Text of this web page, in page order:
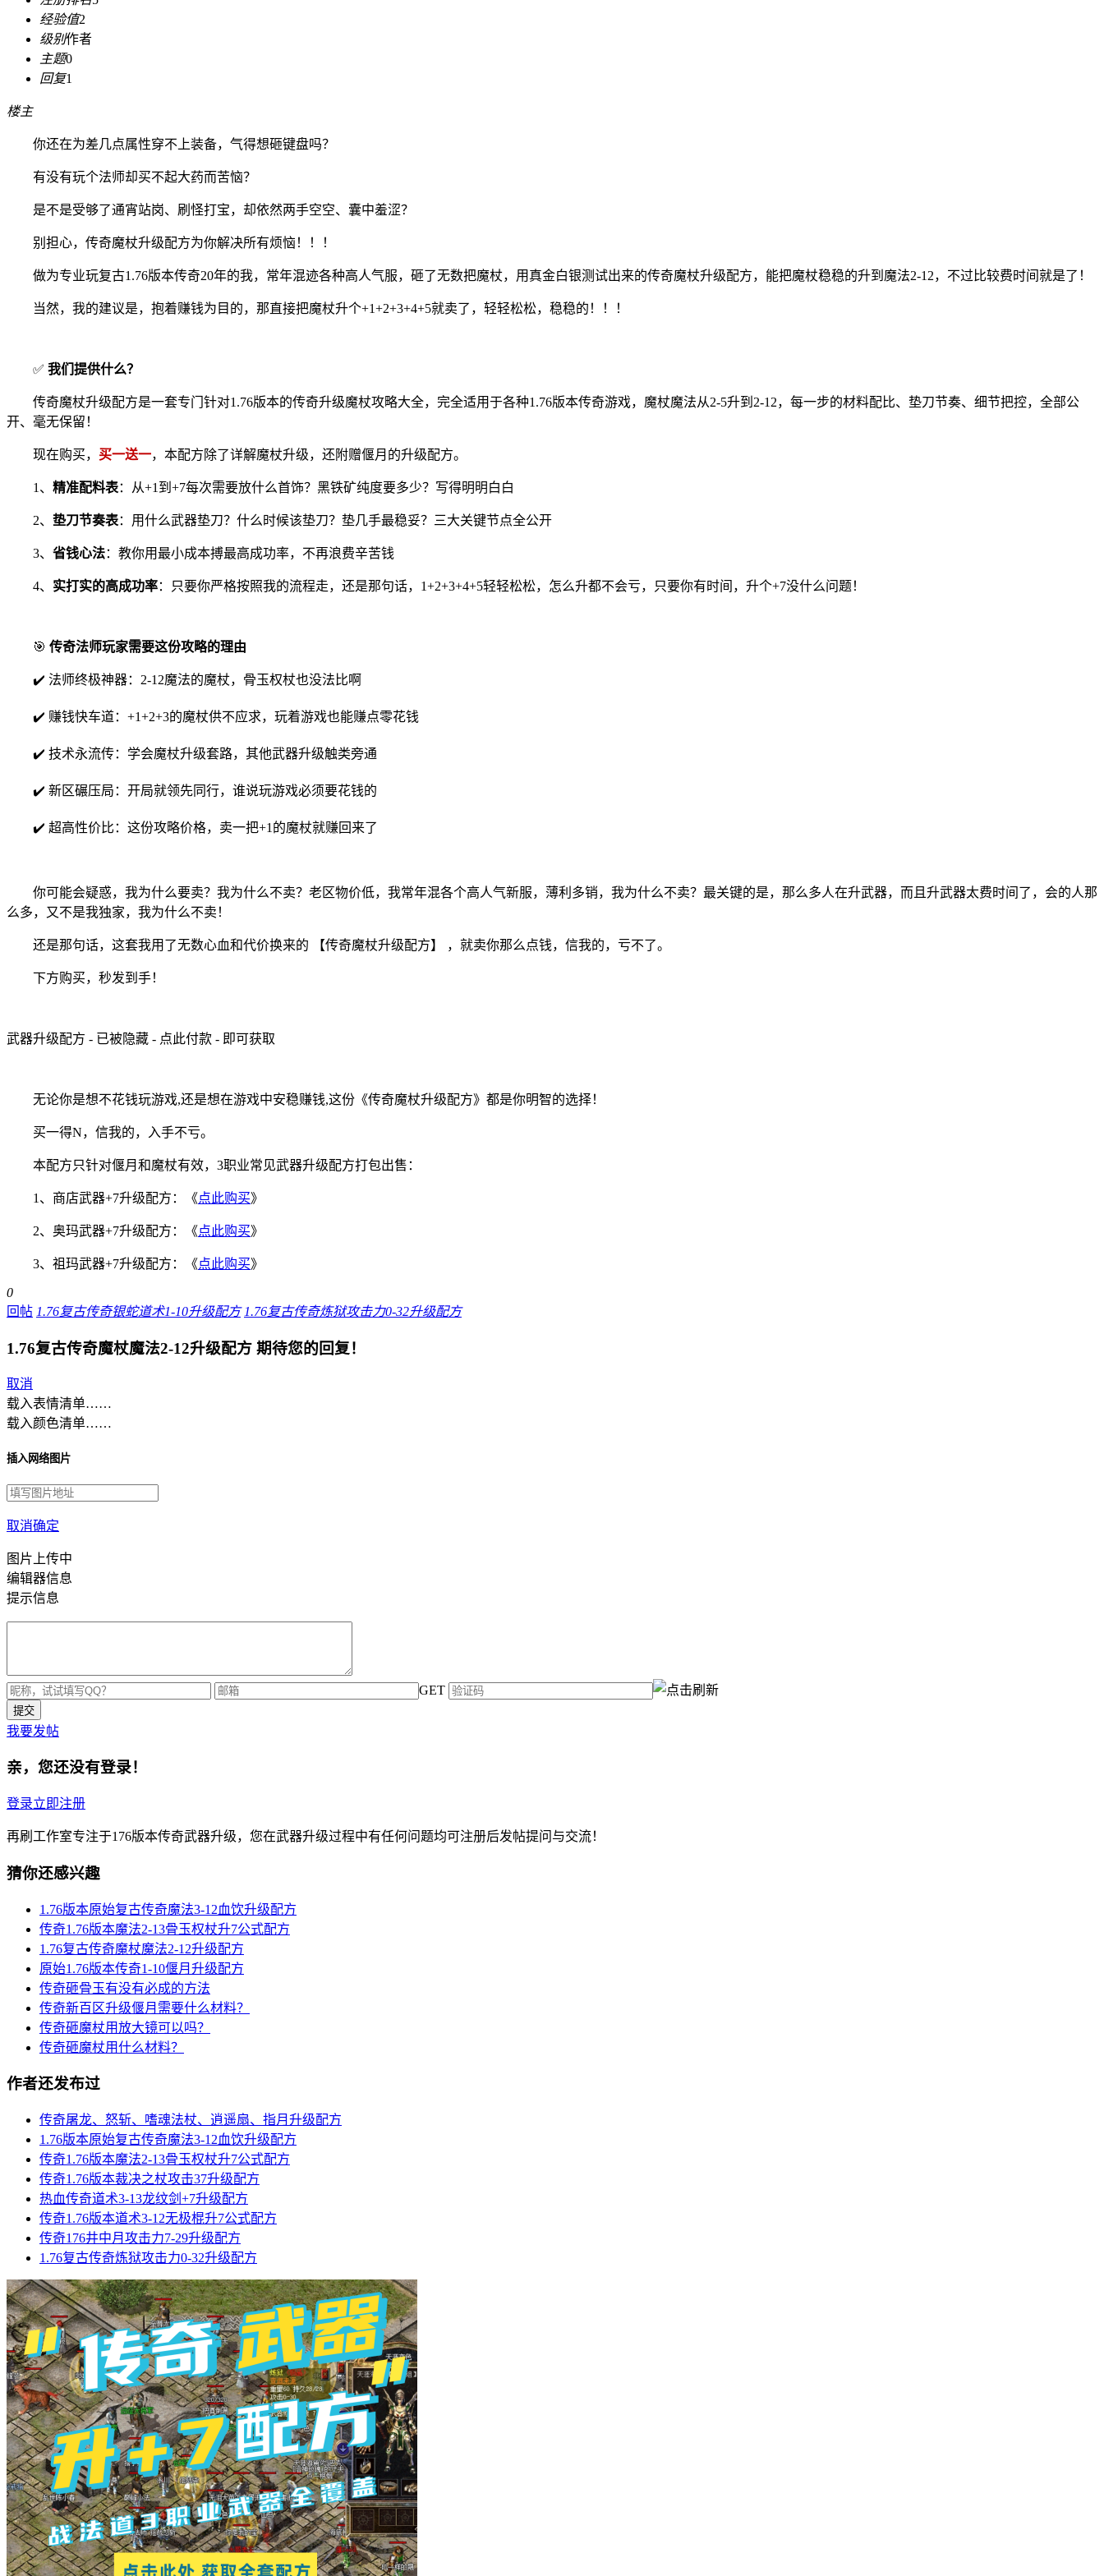
经验值2
级别作者
主题0
回复1
楼主
你还在为差几点属性穿不上装备，气得想砸键盘吗？
有没有玩个法师却买不起大药而苦恼？
是不是受够了通宵站岗、刷怪打宝，却依然两手空空、囊中羞涩？
别担心，传奇魔杖升级配方为你解决所有烦恼！！！
做为专业玩复古1.76版本传奇20年的我，常年混迹各种高人气服，砸了无数把魔杖，用真金白银测试出来的传奇魔杖升级配方，能把魔杖稳稳的升到魔法2-12，不过比较费时间就是了！
当然，我的建议是，抱着赚钱为目的，那直接把魔杖升个+1+2+3+4+5就卖了，轻轻松松，稳稳的！！！
✅ 我们提供什么？
传奇魔杖升级配方是一套专门针对1.76版本的传奇升级魔杖攻略大全，完全适用于各种1.76版本传奇游戏，魔杖魔法从2-5升到2-12，每一步的材料配比、垫刀节奏、细节把控，全部公
开、毫无保留！
现在购买， 买一送一，本配方除了详解魔杖升级，还附赠偃月的升级配方。
1、 精准配料表：从+1到+7每次需要放什么首饰？黑铁矿纯度要多少？写得明明白白
2、 垫刀节奏表：用什么武器垫刀？什么时候该垫刀？垫几手最稳妥？三大关键节点全公开
3、 省钱心法：教你用最小成本搏最高成功率，不再浪费辛苦钱
4、 实打实的高成功率：只要你严格按照我的流程走，还是那句话，1+2+3+4+5轻轻松松，怎么升都不会亏，只要你有时间，升个+7没什么问题！
🎯 传奇法师玩家需要这份攻略的理由
✔️ 法师终极神器：2-12魔法的魔杖，骨玉权杖也没法比啊
✔️ 赚钱快车道：+1+2+3的魔杖供不应求，玩着游戏也能赚点零花钱
✔️ 技术永流传：学会魔杖升级套路，其他武器升级触类旁通
✔️ 新区碾压局：开局就领先同行，谁说玩游戏必须要花钱的
✔️ 超高性价比： 这份攻略价格，卖一把+1的魔杖就赚回来了
你可能会疑惑，我为什么要卖？我为什么不卖？老区物价低，我常年混各个高人气新服，薄利多销，我为什么不卖？最关键的是，那么多人在升武器，而且升武器太费时间了，会的人那
么多，又不是我独家，我为什么不卖！
还是那句话，这套我用了无数心血和代价换来的 【传奇魔杖升级配方】 ，就卖你那么点钱，信我的，亏不了。
下方购买，秒发到手！
武器升级配方 - 已被隐藏 - 点此付款 - 即可获取
无论你是想不花钱玩游戏,还是想在游戏中安稳赚钱,这份《传奇魔杖升级配方》都是你明智的选择！
买一得N，信我的，入手不亏。
本配方只针对偃月和魔杖有效，3职业常见武器升级配方打包出售：
1、商店武器+7升级配方：《点此购买》
2、奥玛武器+7升级配方：《点此购买》
3、祖玛武器+7升级配方：《点此购买》
0
回帖 1.76复古传奇银蛇道术1-10升级配方 1.76复古传奇炼狱攻击力0-32升级配方
1.76复古传奇魔杖魔法2-12升级配方 期待您的回复！
取消
载入表情清单……
载入颜色清单……
插入网络图片
取消确定
图片上传中
编辑器信息
提示信息
GET
我要发帖
亲，您还没有登录！
登录立即注册
再刷工作室专注于176版本传奇武器升级，您在武器升级过程中有任何问题均可注册后发帖提问与交流！
猜你还感兴趣
1.76版本原始复古传奇魔法3-12血饮升级配方
传奇1.76版本魔法2-13骨玉权杖升7公式配方
1.76复古传奇魔杖魔法2-12升级配方
原始1.76版本传奇1-10偃月升级配方
传奇砸骨玉有没有必成的方法
传奇新百区升级偃月需要什么材料？
传奇砸魔杖用放大镜可以吗？
传奇砸魔杖用什么材料？
作者还发布过
传奇屠龙、怒斩、嗜魂法杖、逍遥扇、指月升级配方
1.76版本原始复古传奇魔法3-12血饮升级配方
传奇1.76版本魔法2-13骨玉权杖升7公式配方
传奇1.76版本裁决之杖攻击37升级配方
热血传奇道术3-13龙纹剑+7升级配方
传奇1.76版本道术3-12无极棍升7公式配方
传奇176井中月攻击力7-29升级配方
1.76复古传奇炼狱攻击力0-32升级配方